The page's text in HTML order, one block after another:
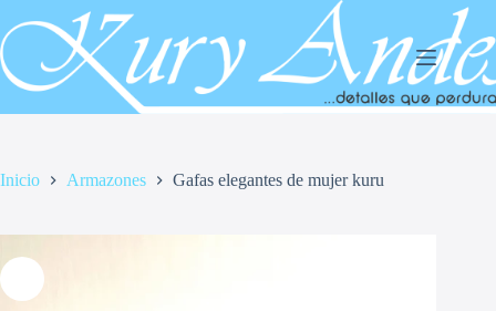
al
contenido
Inicio Armazones Gafas elegantes de mujer kuru